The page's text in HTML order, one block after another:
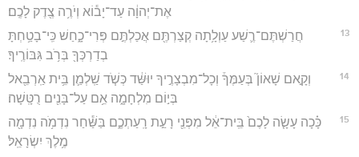
אֶת־יְהוָ֔ה עַד־יָב֕וֹא וְיֹרֶ֥ה צֶ֖דֶק לָכֶֽם׃
13
חֲרַשְׁתֶּם־רֶ֛שַׁע עַוְלָ֥תָה קְצַרְתֶּ֖ם אֲכַלְתֶּ֣ם פְּרִי־כָ֑חַשׁ כִּֽי־בָטַ֥חְתָּ
בְדַרְכְּךָ֖ בְּרֹ֥ב גִּבּוֹרֶֽיךָ׃
14
וְקָ֣אם שָׁאוֹן֮ בְּעַמֶּךָ֒ וְכָל־מִבְצָרֶ֣יךָ יוּשַּׁ֔ד כְּשֹׁ֧ד שַֽׁלְמַ֛ן בֵּ֥ית אַֽרְבֵ֖אל
בְּי֣וֹם מִלְחָמָ֑ה אֵ֥ם עַל־בָּנִ֖ים רֻטָּֽשָׁה׃
15
כָּ֗כָה עָשָׂ֤ה לָכֶם֙ בֵּֽית־אֵ֔ל מִפְּנֵ֖י רָעַ֣ת רָֽעַתְכֶ֑ם בַּשַּׁ֕חַר נִדְמֹ֥ה נִדְמָ֖ה
מֶ֥לֶךְ יִשְׂרָאֵֽל׃